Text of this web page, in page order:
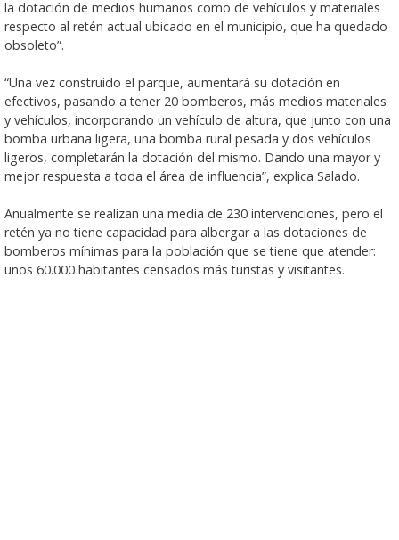
la dotación de medios humanos como de vehículos y materiales
respecto al retén actual ubicado en el municipio, que ha quedado
obsoleto”.
“Una vez construido el parque, aumentará su dotación en
efectivos, pasando a tener 20 bomberos, más medios materiales
y vehículos, incorporando un vehículo de altura, que junto con una
bomba urbana ligera, una bomba rural pesada y dos vehículos
ligeros, completarán la dotación del mismo. Dando una mayor y
mejor respuesta a toda el área de influencia”, explica Salado.
Anualmente se realizan una media de 230 intervenciones, pero el
retén ya no tiene capacidad para albergar a las dotaciones de
bomberos mínimas para la población que se tiene que atender:
unos 60.000 habitantes censados más turistas y visitantes.